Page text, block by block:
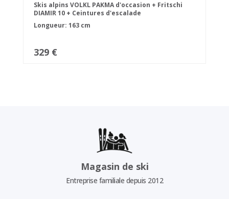
Skis alpins VOLKL PAKMA d'occasion + Fritschi
DIAMIR 10 + Ceintures d'escalade
Longueur: 163 cm
329 €
Magasin de ski
Entreprise familiale depuis 2012